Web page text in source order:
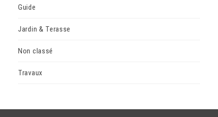
Guide
Jardin & Terasse
Non classé
Travaux